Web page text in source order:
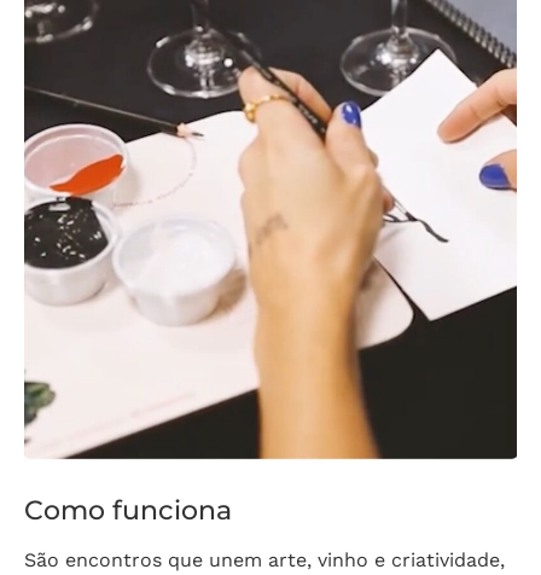
Como funciona
São encontros que unem arte, vinho e criatividade,